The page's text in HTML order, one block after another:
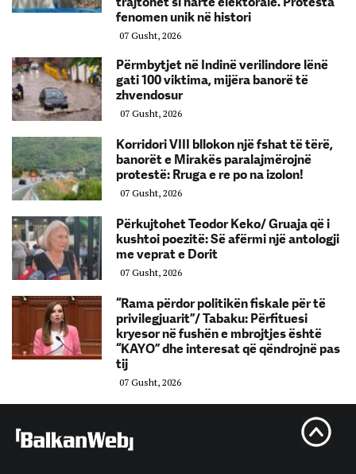
fenomen unik në histori
07 Gusht, 2026
Përmbytjet në Indinë verilindore lënë
gati 100 viktima, mijëra banorë të
zhvendosur
07 Gusht, 2026
Korridori VIII bllokon një fshat të tërë,
banorët e Mirakës paralajmërojnë
protestë: Rruga e re po na izolon!
07 Gusht, 2026
Përkujtohet Teodor Keko/ Gruaja që i
kushtoi poezitë: Së afërmi një antologji
me veprat e Dorit
07 Gusht, 2026
“Rama përdor politikën fiskale për të
privilegjuarit”/ Tabaku: Përfituesi
kryesor në fushën e mbrojtjes është
“KAYO” dhe interesat që qëndrojnë pas
tij
07 Gusht, 2026